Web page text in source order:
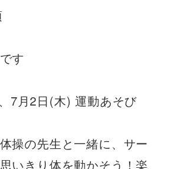
す
7月2日(木) 運動あそび
操の先生と一緒に、サー
いきり体を動かそう！楽